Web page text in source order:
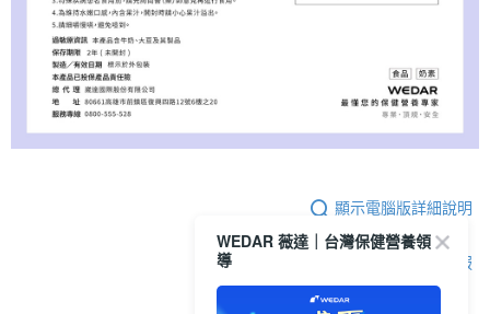
顯示電腦版詳細說明
客服
WEDAR 薇達｜台灣保健營養領
導